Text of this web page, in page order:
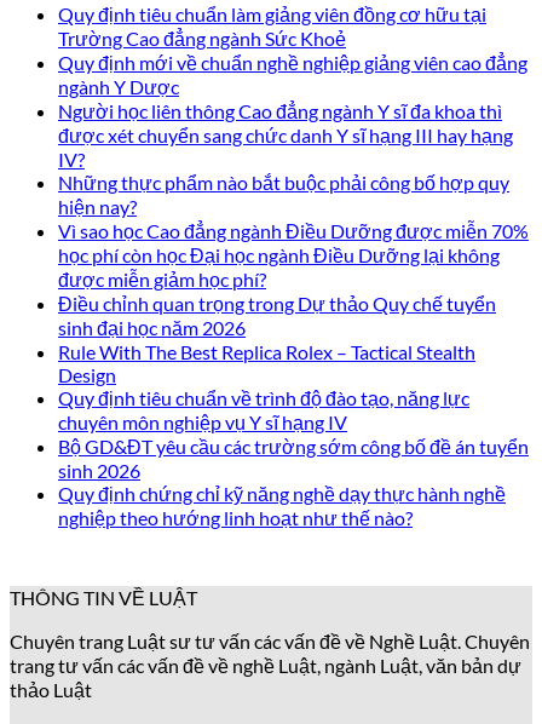
Quy định tiêu chuẩn làm giảng viên đồng cơ hữu tại
Trường Cao đẳng ngành Sức Khoẻ
Quy định mới về chuẩn nghề nghiệp giảng viên cao đẳng
ngành Y Dược
Người học liên thông Cao đẳng ngành Y sĩ đa khoa thì
được xét chuyển sang chức danh Y sĩ hạng III hay hạng
IV?
Những thực phẩm nào bắt buộc phải công bố hợp quy
hiện nay?
Vì sao học Cao đẳng ngành Điều Dưỡng được miễn 70%
học phí còn học Đại học ngành Điều Dưỡng lại không
được miễn giảm học phí?
Điều chỉnh quan trọng trong Dự thảo Quy chế tuyển
sinh đại học năm 2026
Rule With The Best Replica Rolex – Tactical Stealth
Design
Quy định tiêu chuẩn về trình độ đào tạo, năng lực
chuyên môn nghiệp vụ Y sĩ hạng IV
Bộ GD&ĐT yêu cầu các trường sớm công bố đề án tuyển
sinh 2026
Quy định chứng chỉ kỹ năng nghề dạy thực hành nghề
nghiệp theo hướng linh hoạt như thế nào?
THÔNG TIN VỀ LUẬT
Chuyên trang Luật sư tư vấn các vấn đề về Nghề Luật. Chuyên
trang tư vấn các vấn đề về nghề Luật, ngành Luật, văn bản dự
thảo Luật